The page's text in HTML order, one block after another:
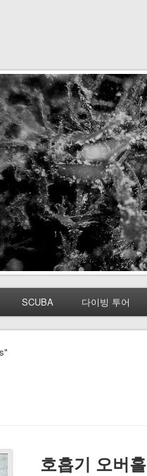
SCUBA 다이빙 투어
호흡기 오버홀